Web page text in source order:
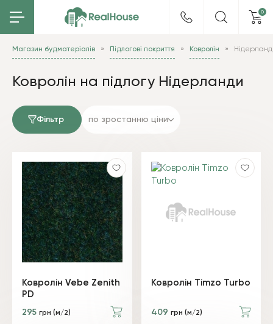
0
Магазин будматеріалів Підлогові покриття Ковролін
Ковролін на підлогу Нідерланди
Фільтр по зростанню ціни
Ковролін Vebe Zenith
PD
295 грн (м/2)
Ковролін Timzo Turbo
409 грн (м/2)